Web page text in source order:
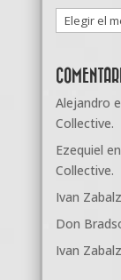
Archivos
Alejandro
Collective.
Ezequiel en
Collective.
Ivan
Don
Ivan